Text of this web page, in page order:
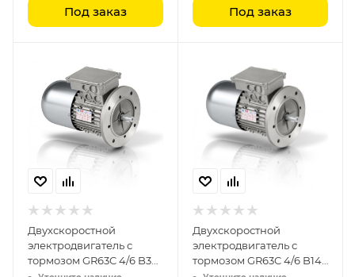
Под заказ Под заказ
Двухскоростной
электродвигатель с
тормозом GR63C 4/6 B3
Двухскоростной
электродвигатель с
тормозом GR63C 4/6 B14